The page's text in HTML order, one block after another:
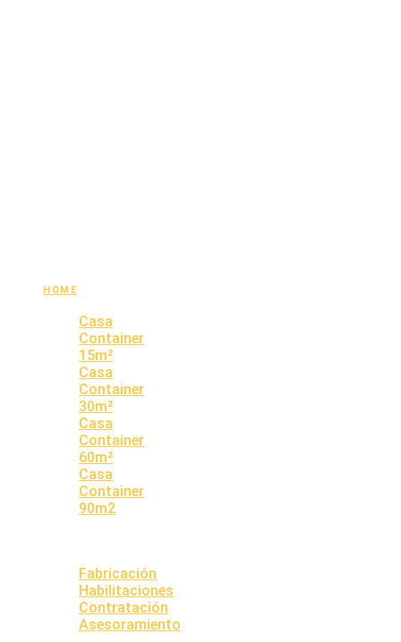
HOME
Casa
Container
15m²
Casa
Container
30m²
Casa
Container
60m²
Casa
Container
90m2
Fabricación
Habilitaciones
Contratación
Asesoramiento